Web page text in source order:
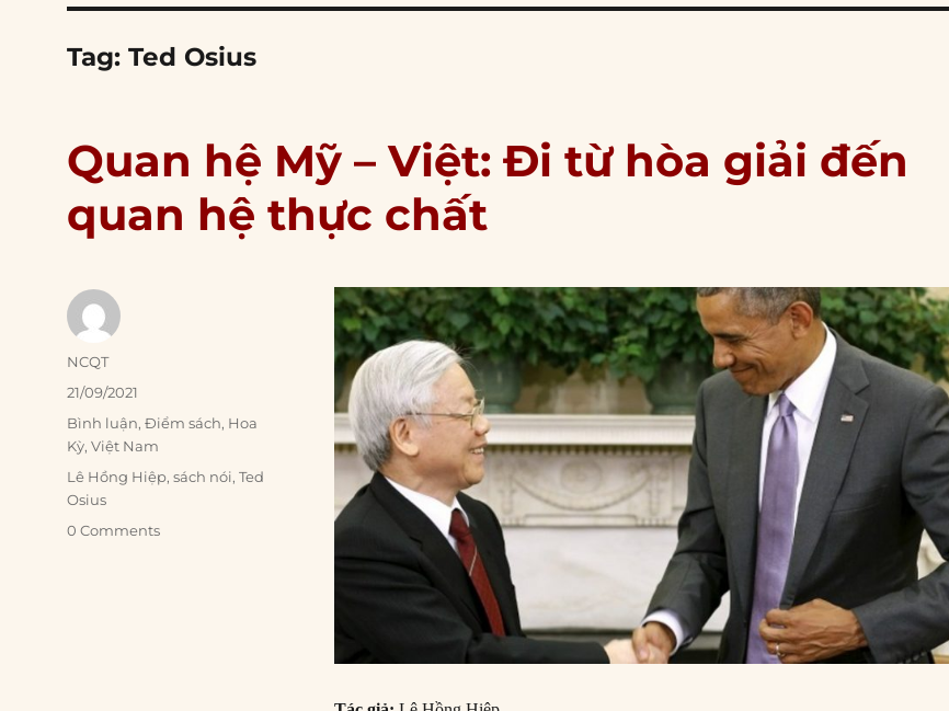
Tag:Ted Osius
Quan hệ Mỹ – Việt: Đi từ hòa giải đến
quan hệ thực chất
Author
NCQT
Posted
on
21/09/2021
Categories
Bình luận,Điểm sách, Hoa
Kỳ,Việt Nam
Tags
Lê Hồng Hiệp,sách nói,Ted
Osius
0 Comments